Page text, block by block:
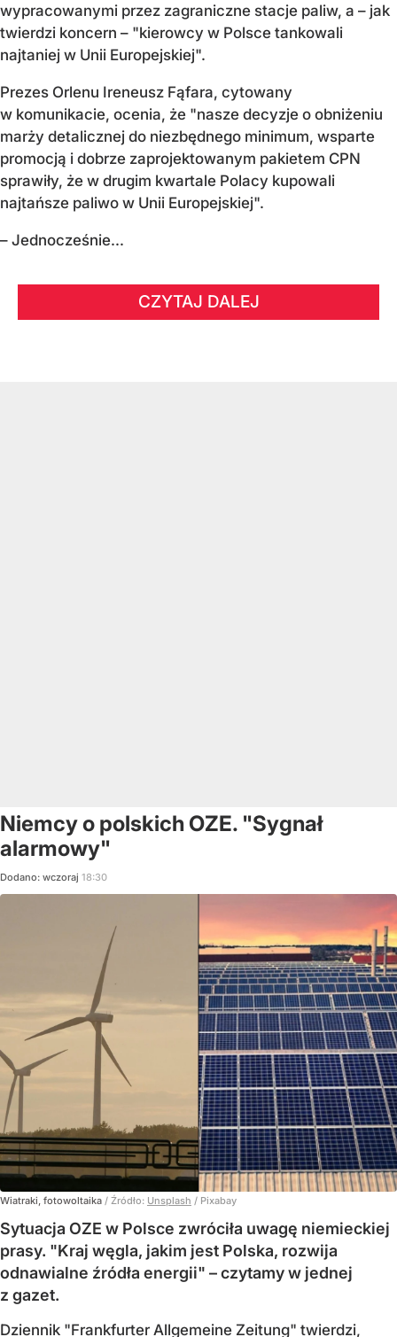
wypracowanymi przez zagraniczne stacje paliw, a – jak
twierdzi koncern – "kierowcy w Polsce tankowali
najtaniej w Unii Europejskiej".
Prezes Orlenu Ireneusz Fąfara, cytowany
w komunikacie, ocenia, że "nasze decyzje o obniżeniu
marży detalicznej do niezbędnego minimum, wsparte
promocją i dobrze zaprojektowanym pakietem CPN
sprawiły, że w drugim kwartale Polacy kupowali
najtańsze paliwo w Unii Europejskiej".
– Jednocześnie...
CZYTAJ DALEJ
Niemcy o polskich OZE. "Sygnał
alarmowy"
Dodano: wczoraj 18:30
Wiatraki, fotowoltaika / Źródło: Unsplash / Pixabay
Sytuacja OZE w Polsce zwróciła uwagę niemieckiej
prasy. "Kraj węgla, jakim jest Polska, rozwija
odnawialne źródła energii" – czytamy w jednej
z gazet.
Dziennik "Frankfurter Allgemeine Zeitung" twierdzi,